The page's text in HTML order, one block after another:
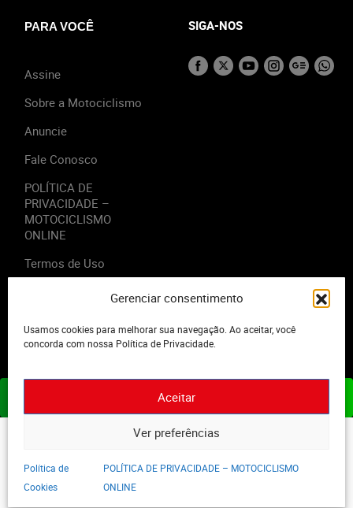
Gerenciar consentimento
Usamos cookies para melhorar sua navegação. Ao aceitar, você
concorda com nossa Política de Privacidade.
Aceitar
Ver preferências
Política de
Cookies
POLÍTICA DE PRIVACIDADE – MOTOCICLISMO
ONLINE
PARA VOCÊ
Assine
Sobre a Motociclismo
Anuncie
Fale Conosco
POLÍTICA DE
PRIVACIDADE –
MOTOCICLISMO
ONLINE
Termos de Uso
SIGA-NOS
2023 - Editora Motor Midia. Todos os direitos reservados.
ASSINE JÁ